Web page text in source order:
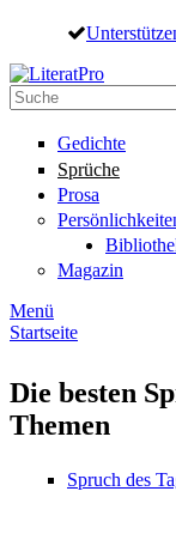
Direkt zum Inhalt
Suche
Gedichte
Sprüche
Prosa
Magazin
Menü
Startseite
Die besten
Themen
Spruch des